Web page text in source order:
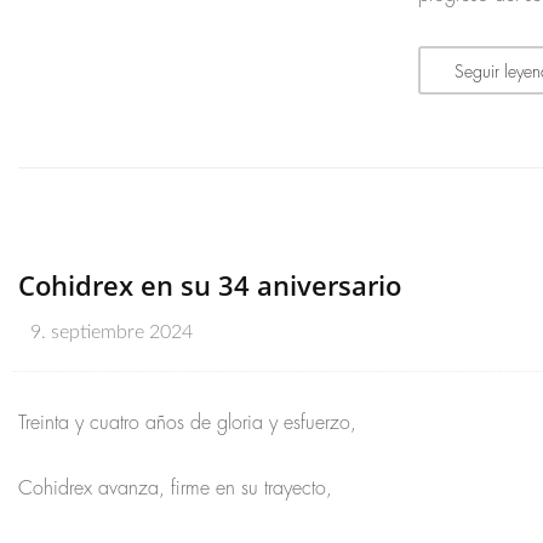
Seguir
Cohidrex en su 34 aniversario
9. septiembre 2024
Treinta y cuatro años de gloria y esfuerzo,
Cohidrex avanza, firme en su trayecto,